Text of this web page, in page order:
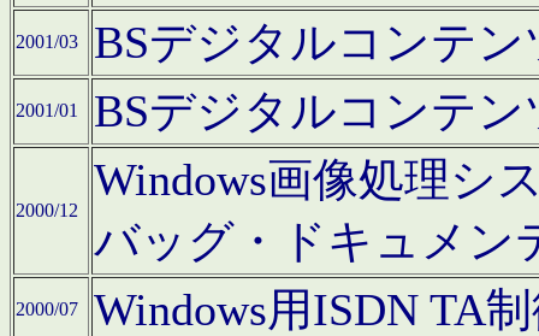
2001/03 BSデジタルコンテ
2001/01 BSデジタルコンテ
2000/12
Windows画像処理シ
バッグ・ドキュメン
2000/07 Windows用ISDN TA